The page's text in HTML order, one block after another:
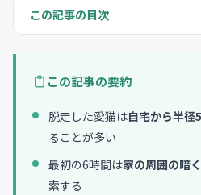
この記事の目次
24〜72時間：捕獲器の設置と夜
72時間以降：長期戦の心構え
脱走した愛猫を見つけたときの
この記事の要約
脱走した愛猫は自宅から半
ることが多い
最初の6時間は家の周囲の暗
索する